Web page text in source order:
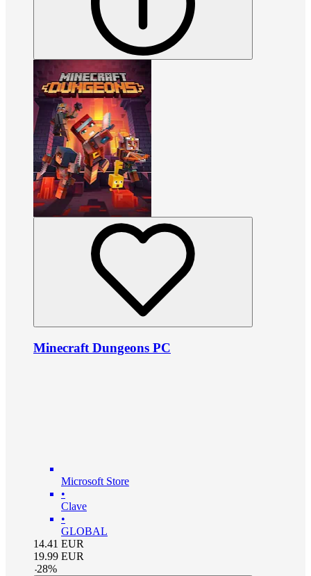
Minecraft Dungeons PC
Microsoft Store
•
Clave
•
GLOBAL
14.41 EUR
19.99 EUR
-28%